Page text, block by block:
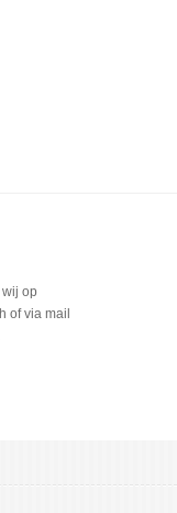
wij op
of via mail